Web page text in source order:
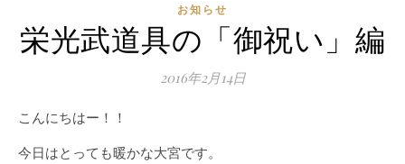
お知らせ
栄光武道具の「御祝い」編
2016年2月14日
こんにちはー！！
今日はとっても暖かな大宮です。